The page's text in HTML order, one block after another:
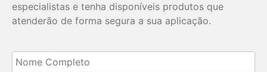
especialistas e tenha disponíveis produtos que
atenderão de forma segura a sua aplicação.